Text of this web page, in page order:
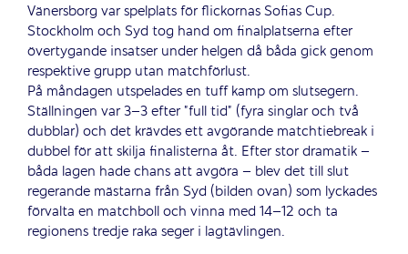
Vänersborg var spelplats för flickornas Sofias Cup.
Stockholm och Syd tog hand om finalplatserna efter
övertygande insatser under helgen då båda gick genom
respektive grupp utan matchförlust.
På måndagen utspelades en tuff kamp om slutsegern.
Ställningen var 3–3 efter ”full tid” (fyra singlar och två
dubblar) och det krävdes ett avgörande matchtiebreak i
dubbel för att skilja finalisterna åt. Efter stor dramatik –
båda lagen hade chans att avgöra – blev det till slut
regerande mästarna från Syd (bilden ovan) som lyckades
förvalta en matchboll och vinna med 14–12 och ta
regionens tredje raka seger i lagtävlingen.